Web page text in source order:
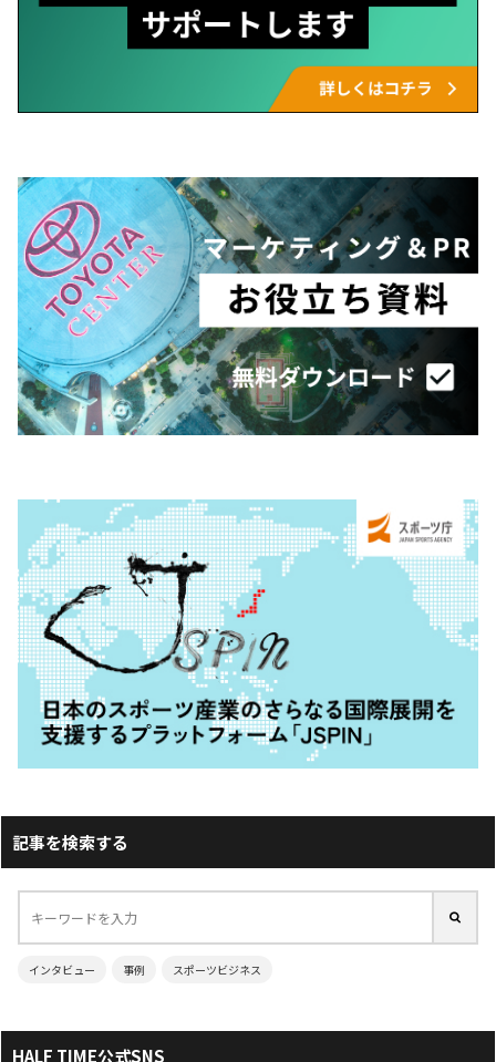
記事を検索する
インタビュー 事例 スポーツビジネス
HALF TIME公式SNS